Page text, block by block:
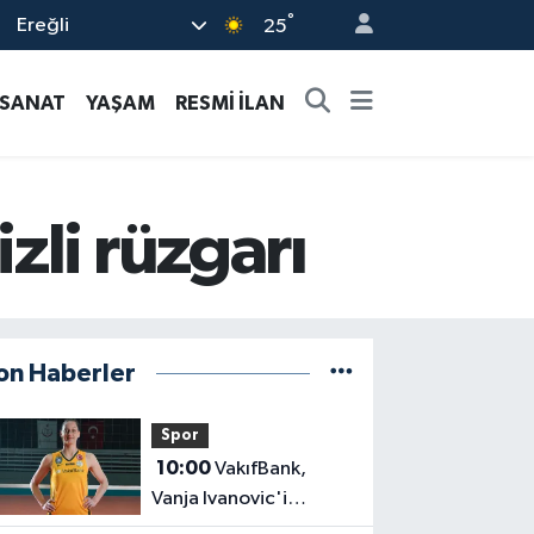
Ereğli 25°
YAŞAM RESMİ İLAN
rüzgarı
Haberler
Spor
10:00VakıfBank,
Vanja Ivanovic'i
transfer etti